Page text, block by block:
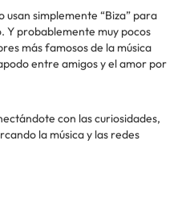
usan simplemente “Biza” para
probablemente muy pocos
más famosos de la música
entre amigos y el amor por
con las curiosidades,
la música y las redes